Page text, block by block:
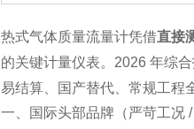
热式气体质量流量计凭借直接
的关键计量仪表。2026 年综
易结算、国产替代、常规工程
一、国际头部品牌（严苛工况 /